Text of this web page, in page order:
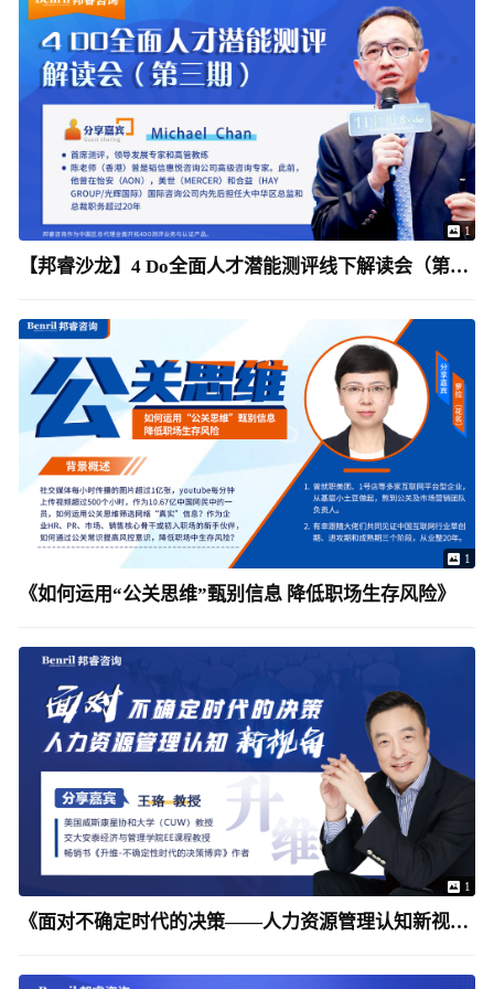
1
【邦睿沙龙】4 Do全面人才潜能测评线下解读会（第三期）
1
《如何运用“公关思维”甄别信息 降低职场生存风险》
1
《面对不确定时代的决策——人力资源管理认知新视角》